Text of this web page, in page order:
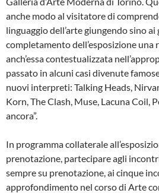
anche modo al visitatore di
linguaggio dell’arte giungendo sino
completamento dell’esposizione una
anch’essa contestualizzata
passato in alcuni casi divenute
nuovi interpreti: Talking Heads,
Korn, The Clash, Muse, Lacuna Coil,
ancora”.
In programma collaterale
prenotazione, partecipare agli
sempre su prenotazione, ai cinque
approfondimento nel corso di Arte